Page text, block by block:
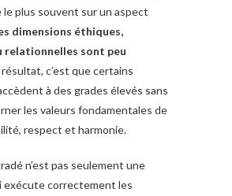
plus souvent sur un aspect
dimensions éthiques,
relationnelles sont peu
résultat, c’est que certains
à des grades élevés sans
les valeurs fondamentales de
respect et harmonie.
n’est pas seulement une
exécute correctement les